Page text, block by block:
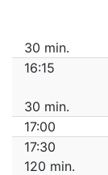
30 min.
16:15
30 min.
17:00
17:30
120 min.